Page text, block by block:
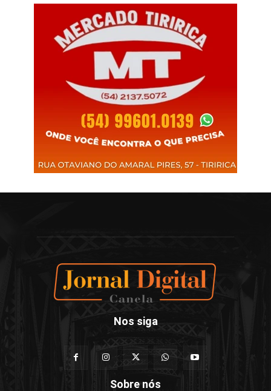
Nos siga
Sobre nós